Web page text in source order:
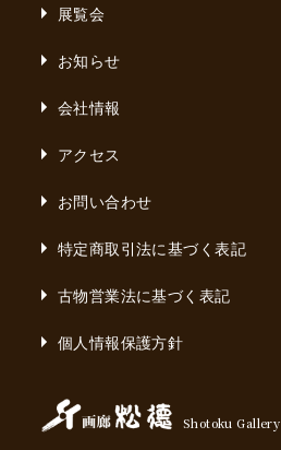
展覧会
お知らせ
会社情報
アクセス
お問い合わせ
特定商取引法に基づく表記
古物営業法に基づく表記
個人情報保護方針
Shotoku Gallery